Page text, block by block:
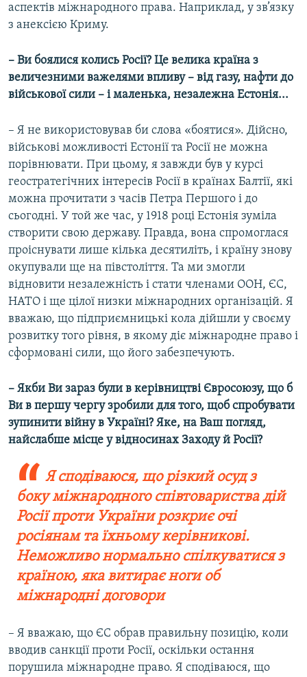
аспектів міжнародного права. Наприклад, у зв’язку
з анексією Криму.
– Ви боялися колись Росії? Це велика країна з
величезними важелями впливу – від газу, нафти до
військової сили – і маленька, незалежна Естонія...
– Я не використовував би слова «боятися». Дійсно,
військові можливості Естонії та Росії не можна
порівнювати. При цьому, я завжди був у курсі
геостратегічних інтересів Росії в країнах Балтії, які
можна прочитати з часів Петра Першого і до
сьогодні. У той же час, у 1918 році Естонія зуміла
створити свою державу. Правда, вона спромоглася
проіснувати лише кілька десятиліть, і країну знову
окупували ще на півстоліття. Та ми змогли
відновити незалежність і стати членами ООН, ЄС,
НАТО і ще цілої низки міжнародних організацій. Я
вважаю, що підприємницькі кола дійшли у своєму
розвитку того рівня, в якому діє міжнародне право і
сформовані сили, що його забезпечують.
– Якби Ви зараз були в керівництві Євросоюзу, що б
Ви в першу чергу зробили для того, щоб спробувати
зупинити війну в Україні? Яке, на Ваш погляд,
найслабше місце у відносинах Заходу й Росії?
Я сподіваюся, що різкий осуд з
боку міжнародного співтовариства дій
Росії проти України розкриє очі
росіянам та їхньому керівникові.
Неможливо нормально спілкуватися з
країною, яка витирає ноги об
міжнародні договори
– Я вважаю, що ЄС обрав правильну позицію, коли
вводив санкції проти Росії, оскільки остання
порушила міжнародне право. Я сподіваюся, що